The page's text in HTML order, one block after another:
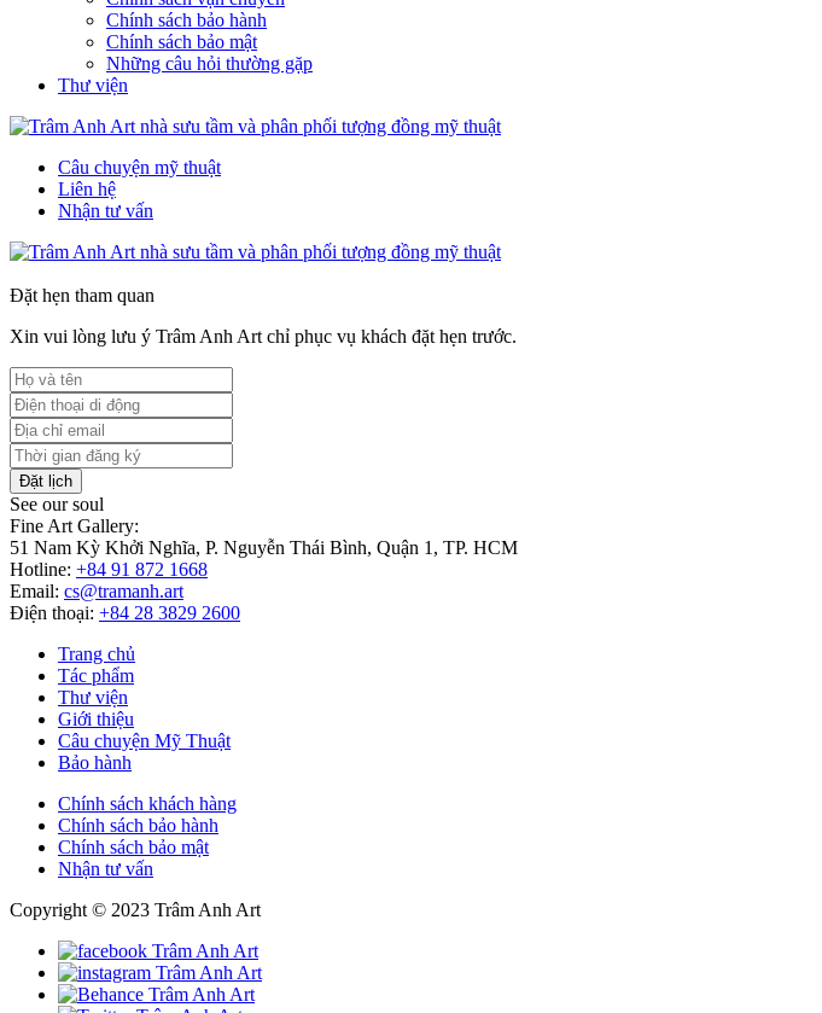
Chính sách bảo hành
Chính sách bảo mật
Những câu hỏi thường gặp
Thư viện
Câu chuyện mỹ thuật
Liên hệ
Nhận tư vấn
Đặt hẹn tham quan
Xin vui lòng lưu ý Trâm Anh Art chỉ phục vụ khách đặt hẹn trước.
Đặt lịch
See our soul
Fine Art Gallery:
51 Nam Kỳ Khởi Nghĩa, P. Nguyễn Thái Bình, Quận 1, TP. HCM
Hotline: +84 91 872 1668
Email: cs@tramanh.art
Điện thoại: +84 28 3829 2600
Trang chủ
Tác phẩm
Thư viện
Giới thiệu
Câu chuyện Mỹ Thuật
Bảo hành
Chính sách khách hàng
Chính sách bảo hành
Chính sách bảo mật
Nhận tư vấn
Copyright © 2023 Trâm Anh Art